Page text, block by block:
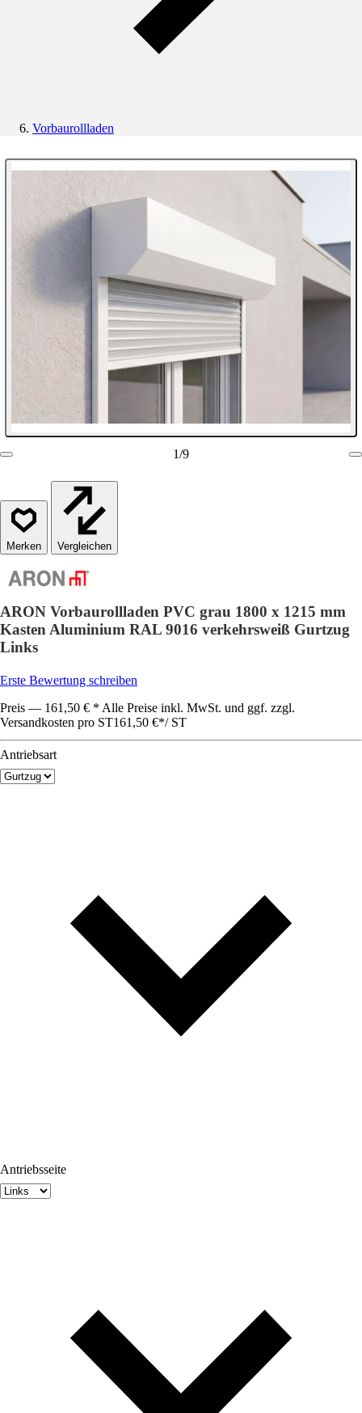
Vorbaurollladen
1/9
Vergleichen
ARON Vorbaurollladen PVC grau 1800 x 1215 mm
Kasten Aluminium RAL 9016 verkehrsweiß Gurtzug
Links
Erste Bewertung schreiben
Preis — 161,50 € * Alle Preise inkl. MwSt. und ggf. zzgl.
Versandkosten pro ST161,50 €*/ ST
Antriebsart
Antriebsseite